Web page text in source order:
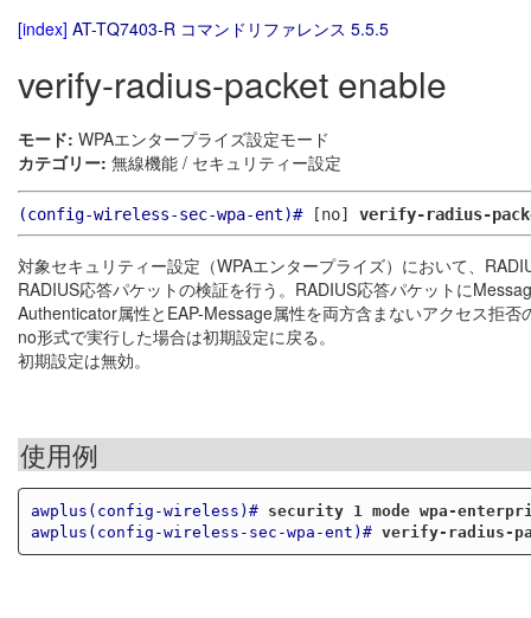
[index] AT-TQ7403-R コマンドリファレンス 5.5.5
verify-radius-packet enable
モード: WPAエンタープライズ設定モード
カテゴリー: 無線機能 / セキュリティー設定
(config-wireless-sec-wpa-ent)#[no] verify-radius-
対象セキュリティー設定（WPAエンタープライズ）において、
RADIUS応答パケットの検証を行う。RADIUS応答パケットに
Authenticator属性とEAP-Message属性を両方含まないアクセス拒
no形式で実行した場合は初期設定に戻る。
初期設定は無効。
使用例
awplus(config-wireless)#
security 1 mode wpa-
awplus(config-wireless-sec-wpa-ent)# verify-radius-